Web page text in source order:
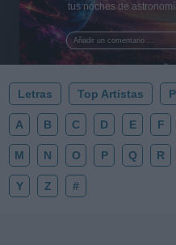
Añadir un comentario ...
tus noches de
al firmamento y siente
esta colección para tu
✨⭐
Letras Top Artistas
A B C D E F
M N O P Q R
Y Z #